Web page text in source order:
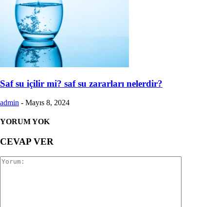
Saf su içilir mi? saf su zararları nelerdir?
admin - Mayıs 8, 2024
YORUM YOK
CEVAP VER